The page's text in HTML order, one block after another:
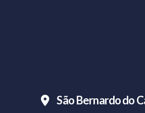
São Bernardo do